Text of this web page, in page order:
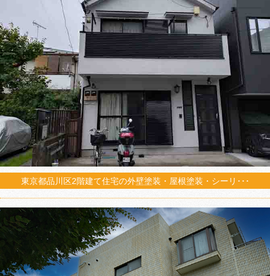
東京都品川区2階建て住宅の外壁塗装・屋根塗装・シーリ･･･